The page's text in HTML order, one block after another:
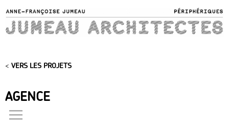
main
content
< VERS LES PROJETS
AGENCE